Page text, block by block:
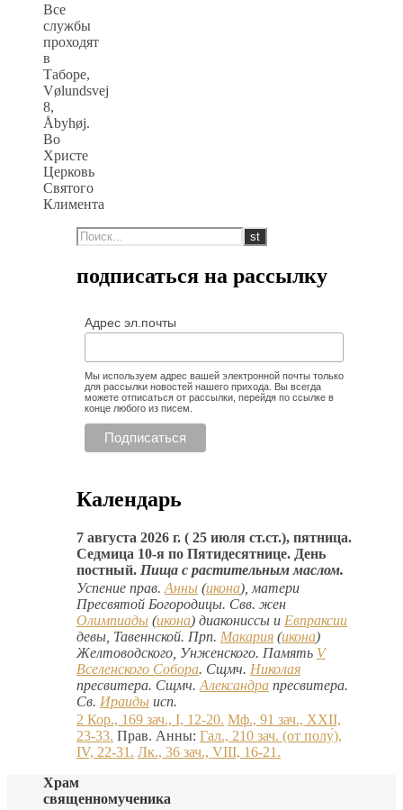
Все
службы
проходят
в
Таборе,
Vølundsvej
8,
Åbyhøj.
Во
Христе
Церковь
Святого
Климента
подписаться на рассылку
Адрес эл.почты
Мы используем адрес вашей электронной почты только
для рассылки новостей нашего прихода. Вы всегда
можете отписаться от рассылки, перейдя по ссылке в
конце любого из писем.
Календарь
7 августа 2026 г. ( 25 июля ст.ст.), пятница.
Седмица 10-я по Пятидесятнице. День
постный. Пища с растительным маслом.
Успение прав. Анны (икона), матери
Пресвятой Богородицы. Свв. жен
Олимпиады (икона) диакониссы и Евпраксии
девы, Тавеннской. Прп. Макария (икона)
Желтоводского, Унженского. Память V
Вселенского Собора. Сщмч. Николая
пресвитера. Сщмч. Александра пресвитера.
Св. Ираиды исп.
2 Кор., 169 зач., I, 12-20. Мф., 91 зач., XXII,
23-33. Прав. Анны: Гал., 210 зач. (от полу́),
IV, 22-31. Лк., 36 зач., VIII, 16-21.
Храм
священномученика